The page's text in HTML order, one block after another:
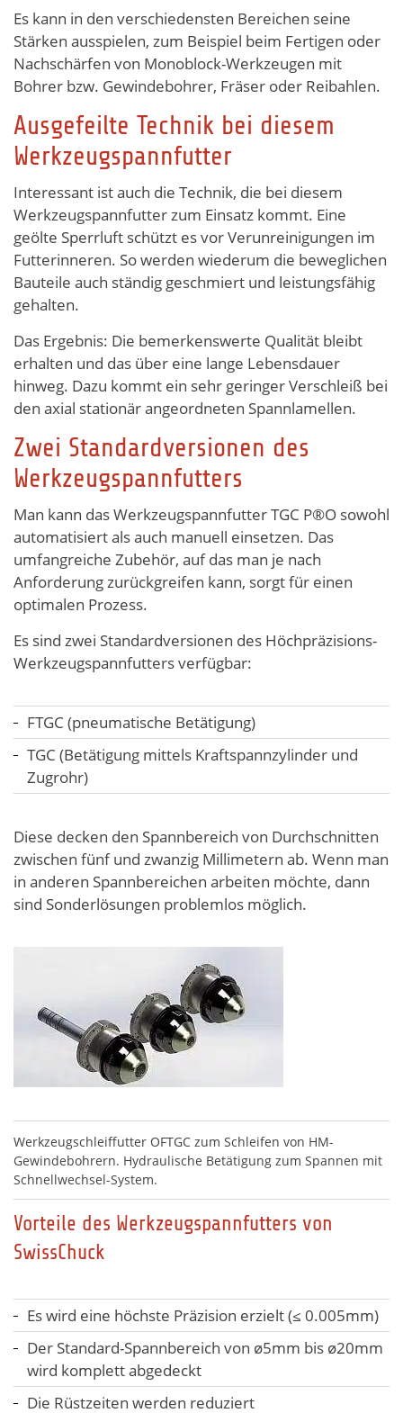
Es kann in den verschiedensten Bereichen seine
Stärken ausspielen, zum Beispiel beim Fertigen oder
Nachschärfen von Monoblock-Werkzeugen mit
Bohrer bzw. Gewindebohrer, Fräser oder Reibahlen.
Ausgefeilte Technik bei diesem
Werkzeugspannfutter
Interessant ist auch die Technik, die bei diesem
Werkzeugspannfutter zum Einsatz kommt. Eine
geölte Sperrluft schützt es vor Verunreinigungen im
Futterinneren. So werden wiederum die beweglichen
Bauteile auch ständig geschmiert und leistungsfähig
gehalten.
Das Ergebnis: Die bemerkenswerte Qualität bleibt
erhalten und das über eine lange Lebensdauer
hinweg. Dazu kommt ein sehr geringer Verschleiß bei
den axial stationär angeordneten Spannlamellen.
Zwei Standardversionen des
Werkzeugspannfutters
Man kann das Werkzeugspannfutter TGC P®O sowohl
automatisiert als auch manuell einsetzen. Das
umfangreiche Zubehör, auf das man je nach
Anforderung zurückgreifen kann, sorgt für einen
optimalen Prozess.
Es sind zwei Standardversionen des Höchpräzisions-
Werkzeugspannfutters verfügbar:
FTGC (pneumatische Betätigung)
TGC (Betätigung mittels Kraftspannzylinder und
Zugrohr)
Diese decken den Spannbereich von Durchschnitten
zwischen fünf und zwanzig Millimetern ab. Wenn man
in anderen Spannbereichen arbeiten möchte, dann
sind Sonderlösungen problemlos möglich.
Werkzeugschleiffutter OFTGC zum Schleifen von HM-
Gewindebohrern. Hydraulische Betätigung zum Spannen mit
Schnellwechsel-System.
Vorteile des Werkzeugspannfutters von
SwissChuck
Es wird eine höchste Präzision erzielt (≤ 0.005mm)
Der Standard-Spannbereich von ø5mm bis ø20mm
wird komplett abgedeckt
Die Rüstzeiten werden reduziert